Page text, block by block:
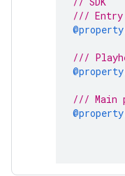
/// Entry
@property
///
@property
/// Main
@property